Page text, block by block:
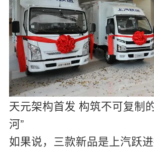
天元架构首发 构筑不可复制
河”
如果说，三款新品是上汽跃